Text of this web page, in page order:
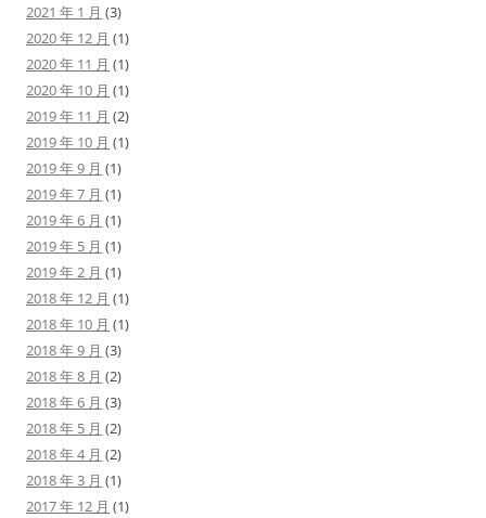
2021 年 1 月 (3)
2020 年 12 月 (1)
2020 年 11 月 (1)
2020 年 10 月 (1)
2019 年 11 月 (2)
2019 年 10 月 (1)
2019 年 9 月 (1)
2019 年 7 月 (1)
2019 年 6 月 (1)
2019 年 5 月 (1)
2019 年 2 月 (1)
2018 年 12 月 (1)
2018 年 10 月 (1)
2018 年 9 月 (3)
2018 年 8 月 (2)
2018 年 6 月 (3)
2018 年 5 月 (2)
2018 年 4 月 (2)
2018 年 3 月 (1)
2017 年 12 月 (1)